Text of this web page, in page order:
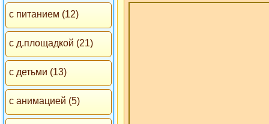
с питанием (12)
с д.площадкой (21)
с детьми (13)
с анимацией (5)